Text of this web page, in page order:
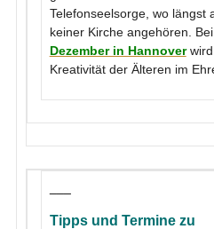
Telefonseelsorge, wo längst
keiner Kirche angehören.
Dezember in Hannoverwird
Kreativität der Älteren im
Tipps und Termine zu